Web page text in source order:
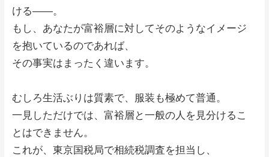
ける――。
もし、あなたが富裕層に対してそのようなイメージ
を抱いているのであれば、
その事実はまったく違います。
むしろ生活ぶりは質素で、服装も極めて普通。
一見しただけでは、富裕層と一般の人を見分けるこ
とはできません。
これが、東京国税局で相続税調査を担当し、